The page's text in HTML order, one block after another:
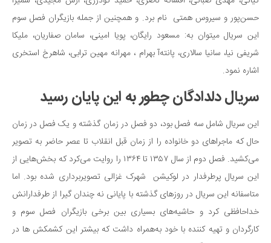
روانشناسی
مراکز پزشکی و دارویی
فرهنگ و هنر
سینما و تئاتر
تلویزیون
موسیقی
چهره‌ها
عکاسی و هنرهای تجسمی
کتاب و کتاب‌خوانی
تاریخ
معماری
حسن‌پور و سیروس همتی نام برد. و همچنین از جمله بازیگران فصل سوم
این سریال میتوان به: مسعود رایگان، پویا امینی، سامان صفاریان، ملیکا
شریفی‌ نیا، سانیا سالاری، پانته‌آ بهرام ، مهرانه مهین ترابی، شاهرخ استخری
اشاره نمود.
سریال دلدادگان چطور به این پایان رسید
این سریال شامل سه فصل بود، دو فصل در زمان گذشته و یک فصل در زمان
حال که ماجراهای دو خانواده را از زمان قبل انقلاب تا عصر حاضر به تصویر
می‌کشید. فصل دوم از سال ۱۳۵۷ تا ۱۳۶۴ را روایت می‌کرد که بخش‌هایی از
این سریال پرطرفدار در لوکیشن شهرک غزالی تصویربرداری شده بود. اما
متاسفانه این سریال در روزهای گذشته با پایانی نه چندان گیرا از طرفدارانش
خداحافظی کرد و حاشیه‌های بسیاری بین برخی بازیگران فصل سوم و
کارگردان و تهیه کننده با خود به‌همراه داشت که بیشتر این کشمکش ها در